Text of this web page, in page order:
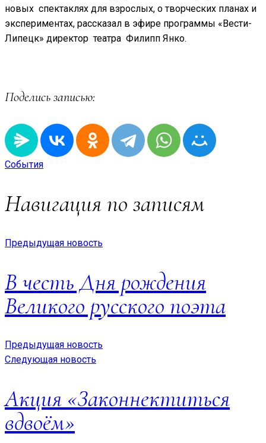
новых спектаклях для взрослых, о творческих планах и
экспериментах, рассказал в эфире программы «Вести-
Липецк» директор театра Филипп Янко.
Поделись записью:
События
Навигация по записям
Предыдущая новость
В честь Дня рождения
Великого русского поэта
Предыдущая новость
Следующая новость
Акция «Законнектиться
вдвоём»